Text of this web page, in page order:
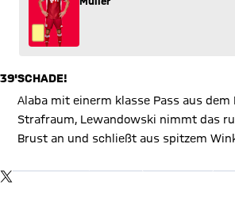
39'SCHADE!
Alaba mit einerm klasse Pass aus
Strafraum, Lewandowski nimmt das
Brust an und schließt aus spitzem
TWITTER-BEITRAG
X Inhalte anzeigen
verarbeiten. Vorher kann das soziale